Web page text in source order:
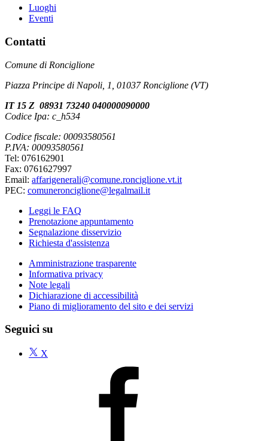
Luoghi
Eventi
Contatti
Comune di Ronciglione
Piazza Principe di Napoli, 1, 01037 Ronciglione (VT)
IT 15 Z 08931 73240 040000090000
Codice Ipa: c_h534
Codice fiscale: 00093580561
P.IVA: 00093580561
Tel: 076162901
Fax: 0761627997
Email: affarigenerali@comune.ronciglione.vt.it
PEC: comuneronciglione@legalmail.it
Leggi le FAQ
Prenotazione appuntamento
Segnalazione disservizio
Richiesta d'assistenza
Amministrazione trasparente
Informativa privacy
Note legali
Dichiarazione di accessibilità
Piano di miglioramento del sito e dei servizi
Seguici su
X